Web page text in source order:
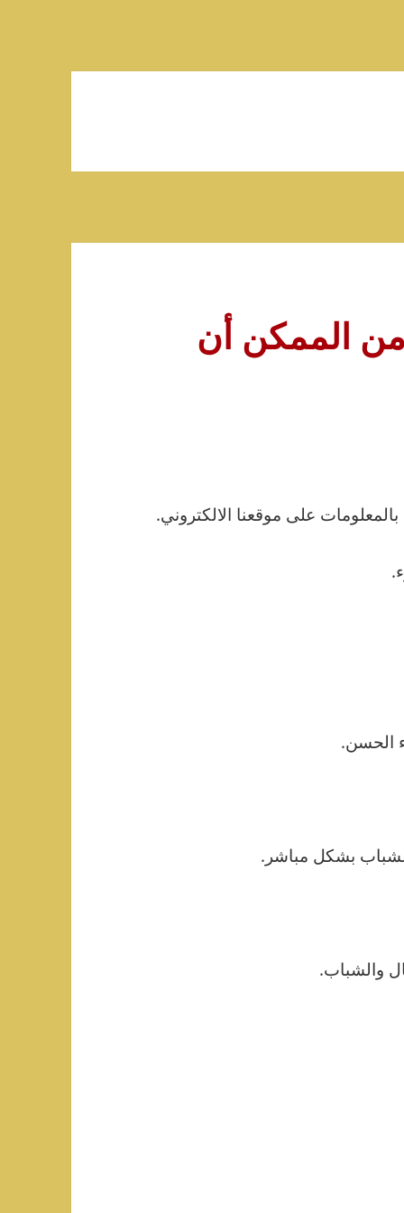
الممكن أن
على موقعنا الالكتروني.
الحسن.
بشكل مباشر.
والشباب.